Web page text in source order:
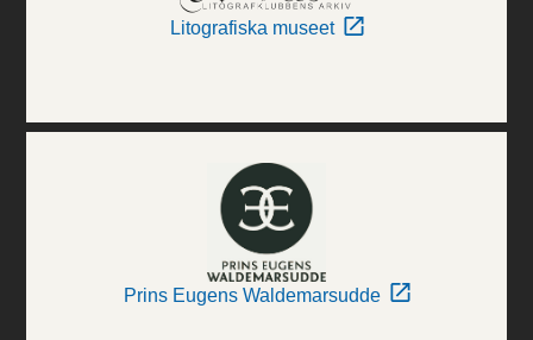
Litografiska museet
Prins Eugens Waldemarsudde